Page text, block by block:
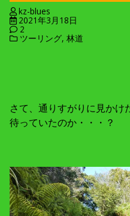
kz-blues
2021年3月18日
2
ツーリング,林道
さて、通りすがりに見か
待っていたのか・・・？